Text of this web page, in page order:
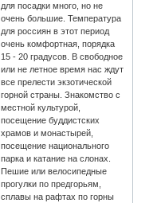
для посадки много, но не
очень большие. Температура
для россиян в этот период
очень комфортная, порядка
15 - 20 градусов. В свободное
или не летное время нас ждут
все прелести экзотической
горной страны. Знакомство с
местной культурой,
посещение буддистских
храмов и монастырей,
посещение национального
парка и катание на слонах.
Пешие или велосипедные
прогулки по предгорьям,
сплавы на рафтах по горны